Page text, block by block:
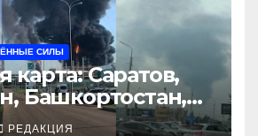
СИЛЫ
карта: Саратов,
Башкортостан,
РЕДАКЦИЯ